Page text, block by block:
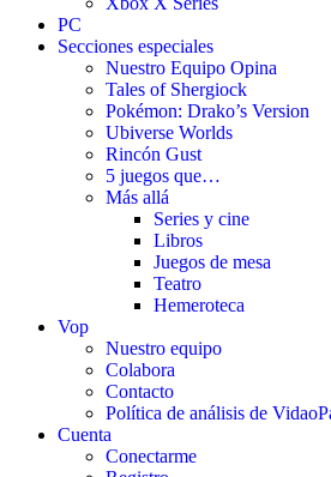
PC
Secciones especiales
Nuestro Equipo Opina
Tales of Shergiock
Pokémon: Drako’s Version
Ubiverse Worlds
Rincón Gust
5 juegos que…
Más allá
Series y cine
Libros
Juegos de mesa
Teatro
Hemeroteca
Vop
Nuestro equipo
Colabora
Contacto
Política de análisis de
Cuenta
Conectarme